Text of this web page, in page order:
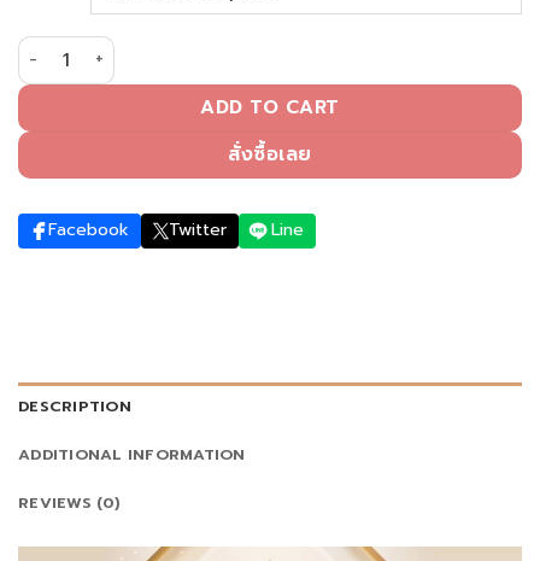
Dark Brown, Fragrant White Hair Covering Shampoo (
ADD TO CART
สั่งซื้อเลย
Facebook Twitter Line
DESCRIPTION
ADDITIONAL INFORMATION
REVIEWS (0)